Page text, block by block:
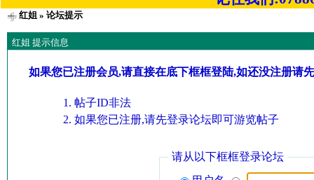
红姐» 论坛提示
红姐 提示信息
如果您已注册会员,请直接在底下框框登陆,如还没注册请
帖子ID非法
如果您已注册,请先登录论坛即可游览帖子
请从以下框框登录论坛